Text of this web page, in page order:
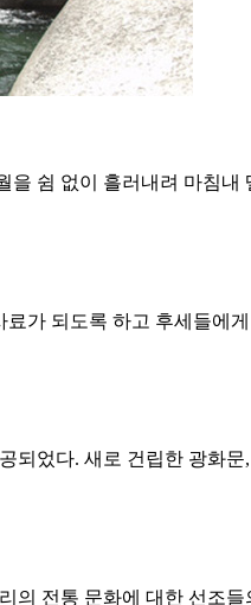
을 쉼 없이 흘러내려 마침
가 되도록 하고 후세들에
되었다. 새로 건립한 광화
의 전통 문화에 대한 선조